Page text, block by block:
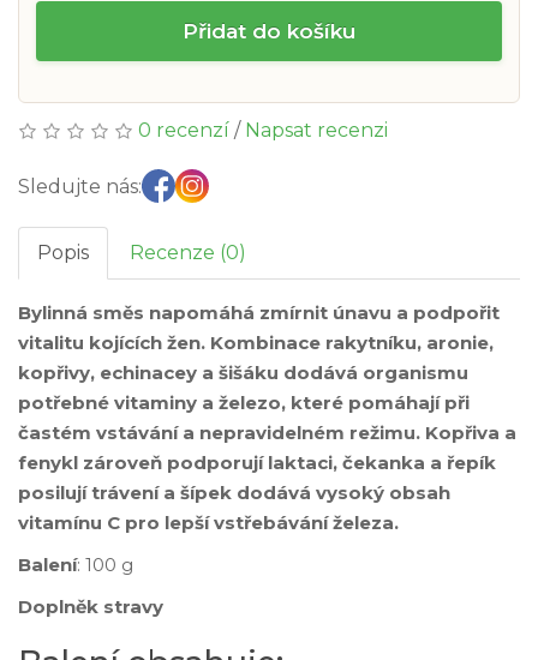
Přidat do košíku
0 recenzí / Napsat recenzi
Sledujte nás:
Popis Recenze (0)
Bylinná směs napomáhá zmírnit únavu a podpořit
vitalitu kojících žen. Kombinace rakytníku, aronie,
kopřivy, echinacey a šišáku dodává organismu
potřebné vitaminy a železo, které pomáhají při
častém vstávání a nepravidelném režimu. Kopřiva a
fenykl zároveň podporují laktaci, čekanka a řepík
posilují trávení a šípek dodává vysoký obsah
vitamínu C pro lepší vstřebávání železa.
Balení: 100 g
Doplněk stravy